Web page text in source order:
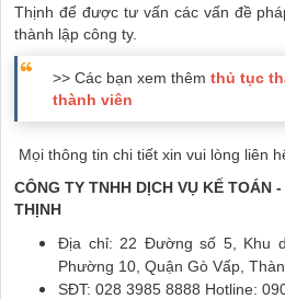
Thịnh để được tư vấn các vấn đề
thành lập công ty.
>> Các bạn xem thêm thủ tục
thành viên
Mọi thông tin chi tiết xin vui lòng liên
CÔNG TY TNHH DỊCH VỤ KẾ TOÁN
THỊNH
Địa chỉ: 22 Đường số 5, Khu
Phường 10, Quận Gò Vấp,
SĐT: 028 3985 8888 Hotline: